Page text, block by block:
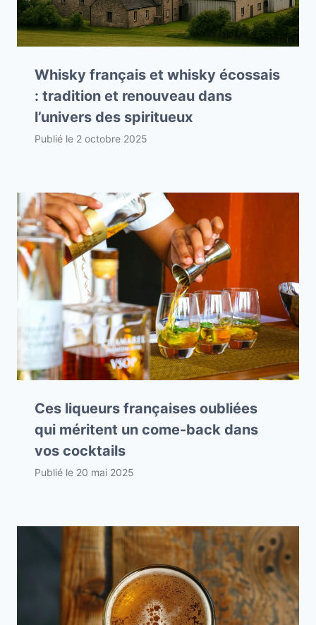
Whisky français et whisky écossais
: tradition et renouveau dans
l’univers des spiritueux
Publié le 2 octobre 2025
Ces liqueurs françaises oubliées
qui méritent un come-back dans
vos cocktails
Publié le 20 mai 2025